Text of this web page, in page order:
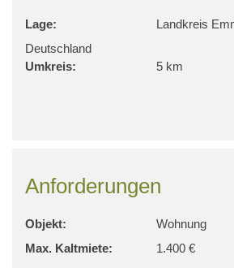
Lage:
Landkreis
Deutschland
Umkreis:
5 km
Anforderungen
Objekt:
Wohnung
Max. Kaltmiete:
1.400 €